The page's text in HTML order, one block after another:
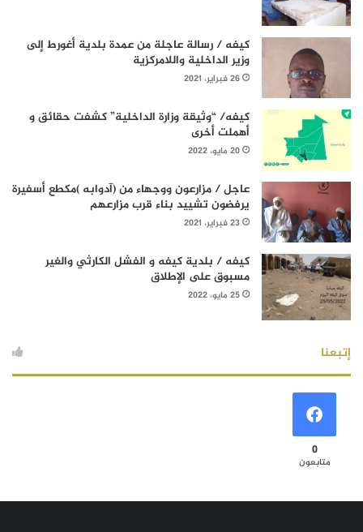
كيفه / رسالة عاجلة من عمدة بلدية أغورط إلى
وزير الداخلية واللامركزية
26 فبراير، 2021
كيفه/ “وثيقة وزارة الداخلية” كشفت حقائق و
أهملت أخرى
20 مايو، 2022
عاجل / مزارعون ووجهاء من (آدوابه )مكطع أسفيرة
يرفضون تشييد بناء قرب مزارعهم
23 فبراير، 2021
كيفه / بلدية كيفه و الفشل الكارثي والغير
مسبوق على الإطلاق
25 مايو، 2022
إتبعنا
0
متابعون